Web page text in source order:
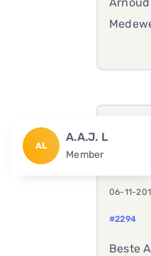
AL
A.A.J. L
Member
06-11-
#2294
Beste